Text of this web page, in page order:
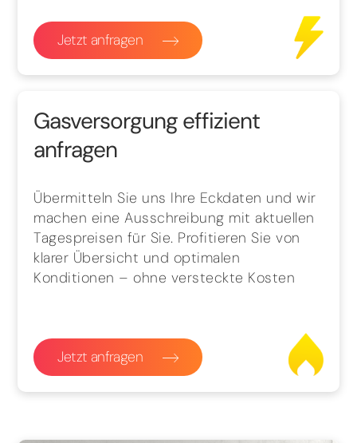
Jetzt anfragen
Gasversorgung effizient
anfragen
Übermitteln Sie uns Ihre Eckdaten und wir
machen eine Ausschreibung mit aktuellen
Tagespreisen für Sie. Profitieren Sie von
klarer Übersicht und optimalen
Konditionen – ohne versteckte Kosten
Jetzt anfragen